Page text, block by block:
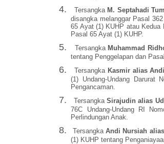
4. Tersangka M. Septahadi
disangka melanggar Pasal
65 Ayat (1) KUHP atau Kedua
Pasal 65 Ayat (1) KUHP.
5. Tersangka Muhammad
tentang Penggelapan dan
6. Tersangka Kasmir alias
(1) Undang-Undang Darurat
Pengancaman.
7. TersangkaSirajudin alias
76C Undang-Undang RI
Perlindungan Anak.
8. TersangkaAndi Nursiah
(1) KUHP tentang